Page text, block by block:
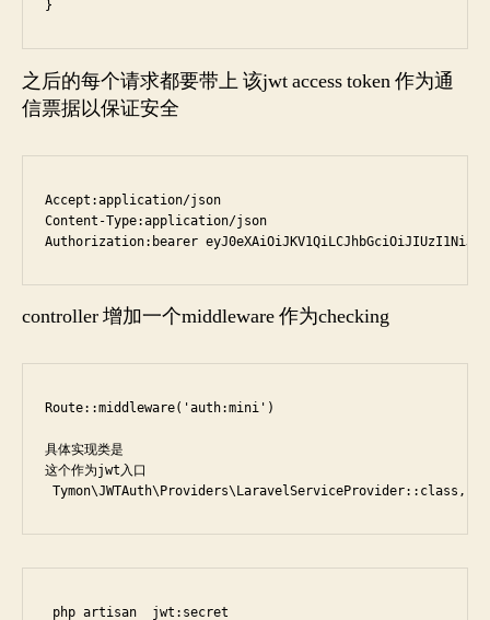
}
之后的每个请求都要带上 该jwt access token 作为通
信票据以保证安全
Accept:application/json
Content-Type:application/json
Authorization:bearer
controller 增加一个middleware 作为checking
Route::middleware('auth:mini')
具体实现类是
这个作为jwt入口
Tymon\JWTAuth\Providers\LaravelServiceProvider::class,